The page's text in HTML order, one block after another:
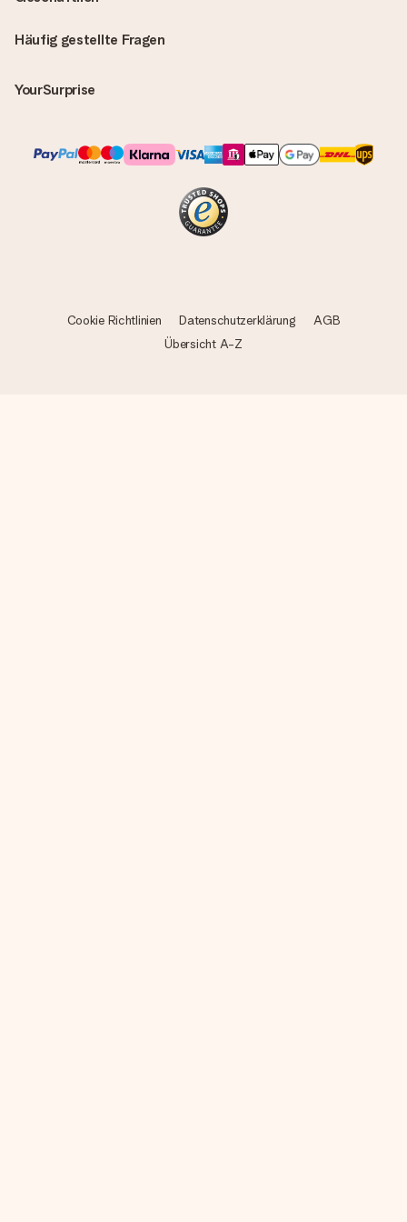
Häufig gestellte Fragen
YourSurprise
Cookie Richtlinien Datenschutzerklärung
AGB
Übersicht A-Z